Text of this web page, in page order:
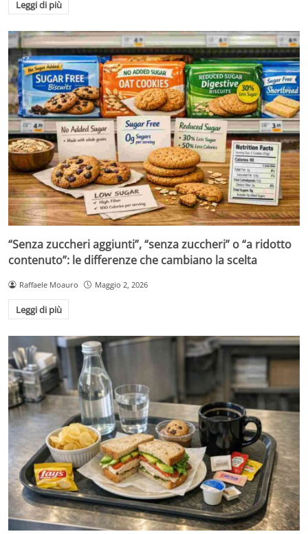
Leggi di più
“Senza zuccheri aggiunti”, “senza zuccheri” o “a ridotto
contenuto”: le differenze che cambiano la scelta
Raffaele Moauro Maggio 2, 2026
Leggi di più